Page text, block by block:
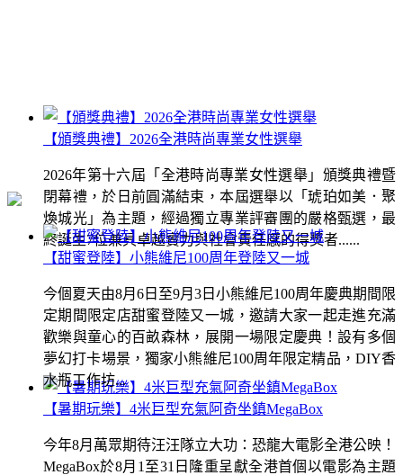
【頒獎典禮】2026全港時尚專業女性選舉
2026年第十六屆「全港時尚專業女性選舉」頒獎典禮暨
閉幕禮，於日前圓滿結束，本屆選舉以「琥珀如美．聚
煥城光」為主題，經過獨立專業評審團的嚴格甄選，最
終誕生7位兼具卓越實力與社會責任感的得獎者......
【暑期玩樂】4米巨型充氣阿奇坐鎮MegaBox
今年8月萬眾期待汪汪隊立大功：恐龍大電影全港公映！
MegaBox於8月1至31日隆重呈獻全港首個以電影為主題
【甜蜜登陸】小熊維尼100周年登陸又一城
今個夏天由8月6日至9月3日小熊維尼100周年慶典期間限
定期間限定店甜蜜登陸又一城，邀請大家一起走進充滿
歡樂與童心的百畝森林，展開一場限定慶典！設有多個
夢幻打卡場景，獨家小熊維尼100周年限定精品，DIY香
水瓶工作坊...